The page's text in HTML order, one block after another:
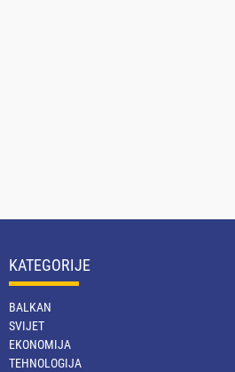
KATEGORIJE
BALKAN
SVIJET
EKONOMIJA
TEHNOLOGIJA